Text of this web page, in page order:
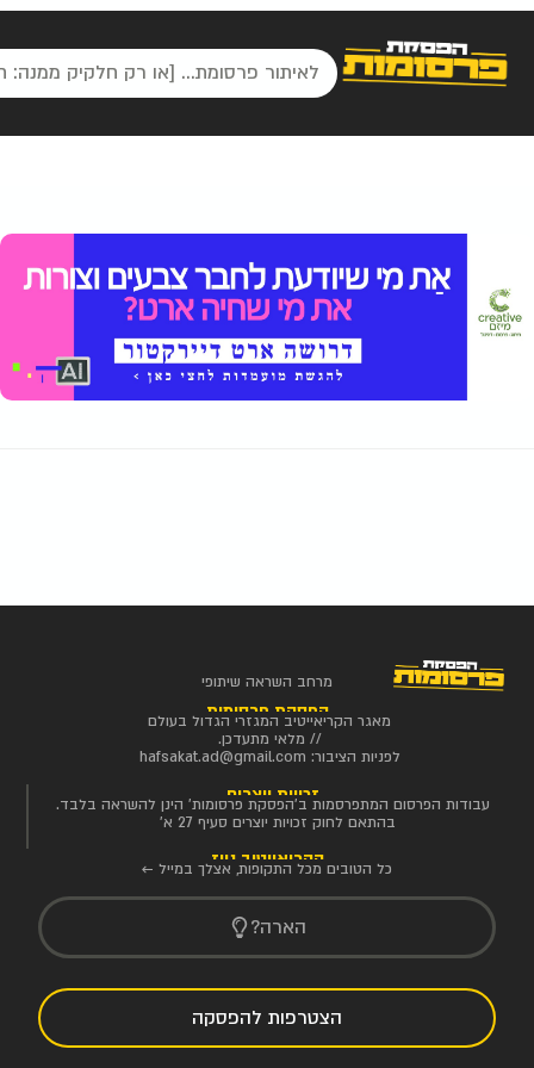
מרחב השראה שיתופי
הפסקת פרסומות
מאגר הקריאייטיב המגזרי הגדול בעולם
// מלאי מתעדכן.
לפניות הציבור: hafsakat.ad@gmail.com
זכויות יוצרים
עבודות הפרסום המתפרסמות ב'הפסקת פרסומות' הינן להשראה בלבד.
בהתאם לחוק זכויות יוצרים סעיף 27 א'
הקריאייטיב ניוז
כל הטובים מכל התקופות, אצלך במייל ←
הארה?
הצטרפות להפסקה